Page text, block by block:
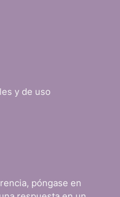
y de uso
póngase en